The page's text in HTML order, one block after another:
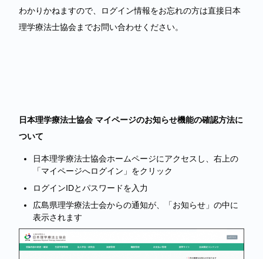
わかりかねますので、ログイン情報をお忘れの方は直接日本
理学療法士協会までお問い合わせください。
日本理学療法士協会 マイページのお知らせ機能の確認方法に
ついて
日本理学療法士協会ホームページにアクセスし、右上の
「マイページへログイン」をクリック
ログインIDとパスワードを入力
広島県理学療法士会からの通知が、「お知らせ」の中に
表示されます